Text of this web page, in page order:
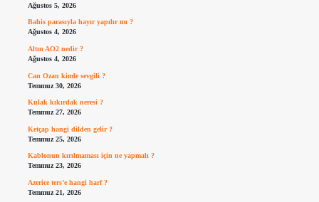
Ağustos 5, 2026
Bahis parasıyla hayır yapılır mı ?
Ağustos 4, 2026
Altın AO2 nedir ?
Ağustos 4, 2026
Can Ozan kimle sevgili ?
Temmuz 30, 2026
Kulak kıkırdak neresi ?
Temmuz 27, 2026
Ketçap hangi dilden gelir ?
Temmuz 25, 2026
Kablonun kırılmaması için ne yapmalı ?
Temmuz 23, 2026
Azerice ters’e hangi harf ?
Temmuz 21, 2026